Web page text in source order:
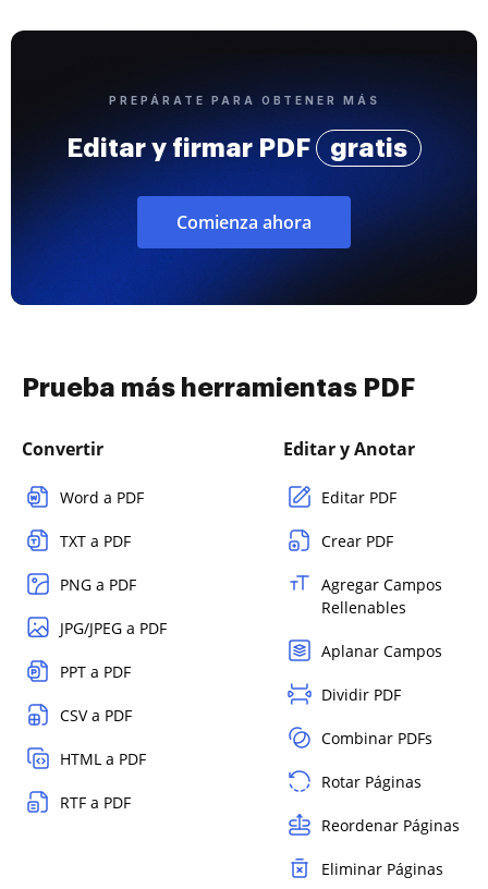
PREPÁRATE PARA OBTENER MÁS
Editar y firmar PDF gratis
Comienza ahora
Prueba más herramientas PDF
Convertir
Word a PDF
TXT a PDF
PNG a PDF
JPG/JPEG a PDF
PPT a PDF
CSV a PDF
HTML a PDF
RTF a PDF
Editar y Anotar
Editar PDF
Crear PDF
Agregar Campos
Rellenables
Aplanar Campos
Dividir PDF
Combinar PDFs
Rotar Páginas
Reordenar Páginas
Eliminar Páginas